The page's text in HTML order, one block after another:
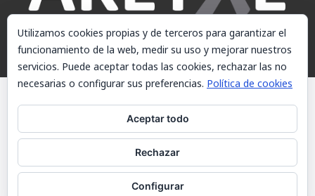
© AKETXE Consulting, S.L. - Este sitio web utiliza cookies, consulte
nuestra Política de cookies.
Política de cookies
Contacto
Utilizamos cookies propias y de terceros para garantizar el
funcionamiento de la web, medir su uso y mejorar nuestros
servicios. Puede aceptar todas las cookies, rechazar las no
necesarias o configurar sus preferencias. Política de cookies
Aceptar todo
Rechazar
Configurar